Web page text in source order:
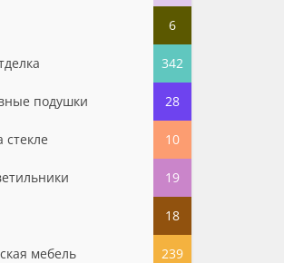
6
342
подушки 28
10
19
18
мебель 239